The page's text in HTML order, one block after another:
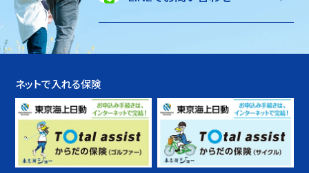
ネットで入れる保険